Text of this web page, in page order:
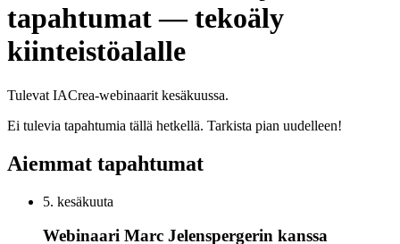
tapahtumat — tekoäly
kiinteistöalalle
Tulevat IACrea-webinaarit kesäkuussa.
Ei tulevia tapahtumia tällä hetkellä. Tarkista pian uudelleen!
Aiemmat tapahtumat
5. kesäkuuta
Webinaari Marc Jelenspergerin kanssa